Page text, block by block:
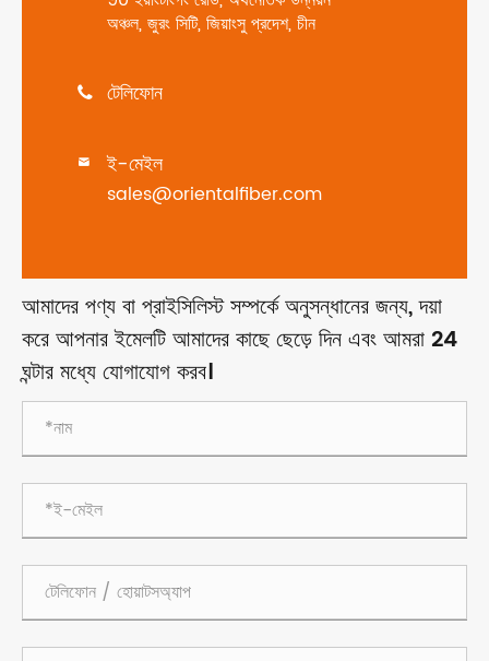
অঞ্চল, জুরং সিটি, জিয়াংসু প্রদেশ, চীন
 টেলিফোন
 ই-মেইল
sales@orientalfiber.com
আমাদের পণ্য বা প্রাইসিলিস্ট সম্পর্কে অনুসন্ধানের জন্য, দয়া
করে আপনার ইমেলটি আমাদের কাছে ছেড়ে দিন এবং আমরা 24
ঘন্টার মধ্যে যোগাযোগ করব।